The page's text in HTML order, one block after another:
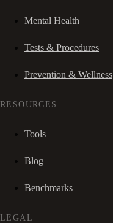
Mental Health
Tests & Procedures
Prevention & Wellness
RESOURCES
Tools
Blog
Benchmarks
LEGAL